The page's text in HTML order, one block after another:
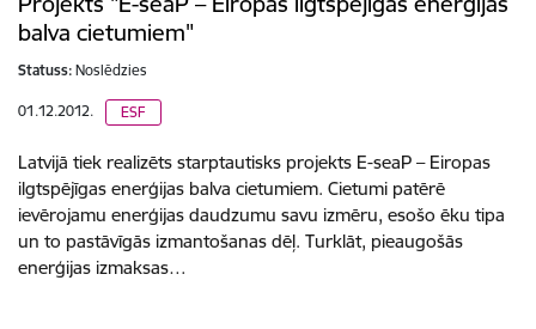
balva cietumiem"
Statuss: Noslēdzies
01.12.2012. ESF
Latvijā tiek realizēts starptautisks projekts E-seaP – Eiropas
ilgtspējīgas enerģijas balva cietumiem. Cietumi patērē
ievērojamu enerģijas daudzumu savu izmēru, esošo ēku tipa
un to pastāvīgās izmantošanas dēļ. Turklāt, pieaugošās
enerģijas izmaksas…